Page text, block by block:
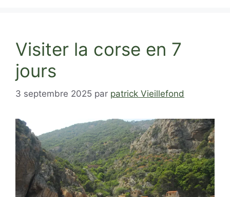
Visiter la corse en 7
jours
3 septembre 2025 par patrick Vieillefond